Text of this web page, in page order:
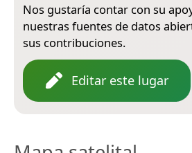
Nos gustaría contar con su
nuestras fuentes de datos
sus contribuciones.
Editar este lugar